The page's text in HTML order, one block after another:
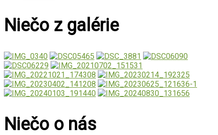
Niečo z galérie
Niečo o nás